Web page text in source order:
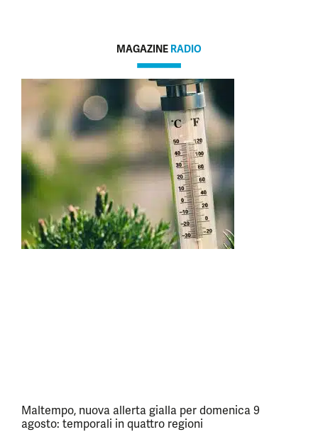
MAGAZINE RADIO
Maltempo, nuova allerta gialla per domenica 9
agosto: temporali in quattro regioni